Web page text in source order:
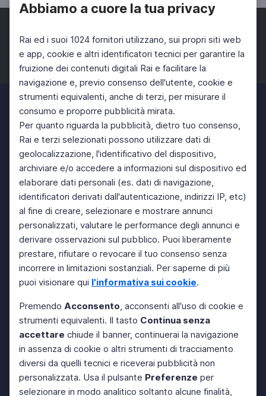
Abbiamo a cuore la tua privacy
Rai ed i suoi 1024 fornitori utilizzano, sui propri siti web
e app, cookie e altri identificatori tecnici per garantire la
fruizione dei contenuti digitali Rai e facilitare la
navigazione e, previo consenso dell'utente, cookie e
strumenti equivalenti, anche di terzi, per misurare il
consumo e proporre pubblicità mirata.
Per quanto riguarda la pubblicità, dietro tuo consenso,
Rai e terzi selezionati possono utilizzare dati di
geolocalizzazione, l'identificativo del dispositivo,
archiviare e/o accedere a informazioni sul dispositivo ed
elaborare dati personali (es. dati di navigazione,
identificatori derivati dall'autenticazione, indirizzi IP, etc)
al fine di creare, selezionare e mostrare annunci
personalizzati, valutare le performance degli annunci e
derivare osservazioni sul pubblico. Puoi liberamente
prestare, rifiutare o revocare il tuo consenso senza
incorrere in limitazioni sostanziali. Per saperne di più
puoi visionare qui l'informativa sui cookie.
Premendo Acconsento, acconsenti all'uso di cookie e
strumenti equivalenti. Il tasto Continua senza
accettare chiude il banner, continuerai la navigazione
in assenza di cookie o altri strumenti di tracciamento
diversi da quelli tecnici e riceverai pubblicità non
personalizzata. Usa il pulsante Preferenze per
selezionare in modo analitico soltanto alcune finalità,
Facebook Twitter Instagram